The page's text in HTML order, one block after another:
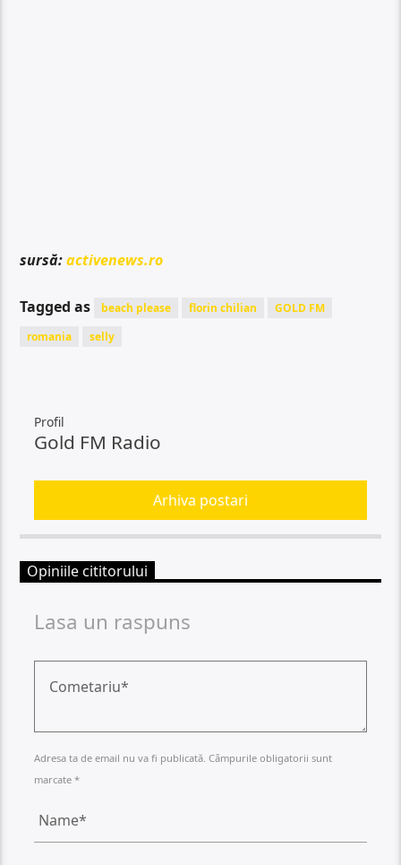
sursă:activenews.ro
Tagged as beach please florin chilian
GOLD FM
romania
selly
Profil
Gold FM Radio
Arhiva postari
Opiniile cititorului
Lasa un raspuns
Adresa ta de email nu va fi publicată. Câmpurile obligatorii sunt
marcate *